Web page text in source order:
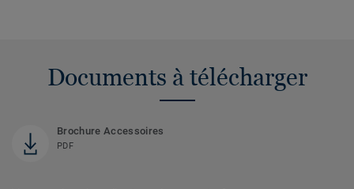
Documents à télécharger
Brochure Accessoires
PDF